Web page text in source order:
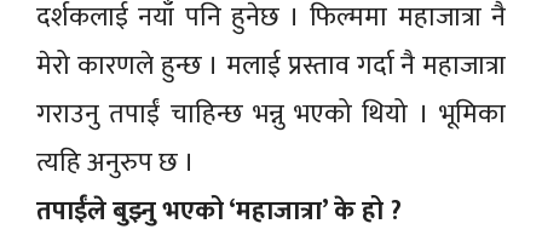
दर्शकलाई नयाँ पनि हुनेछ । फिल्ममा महाजात्रा नै
मेरो कारणले हुन्छ । मलाई प्रस्ताव गर्दा नै महाजात्रा
गराउनु तपाईं चाहिन्छ भन्नु भएको थियो । भूमिका
त्यहि अनुरुप छ ।
तपाईंले बुझ्नु भएको ‘महाजात्रा’ के हो ?